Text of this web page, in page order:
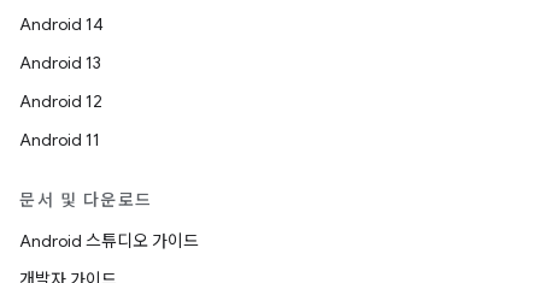
Android 14
Android 13
Android 12
Android 11
문서 및 다운로드
Android 스튜디오 가이드